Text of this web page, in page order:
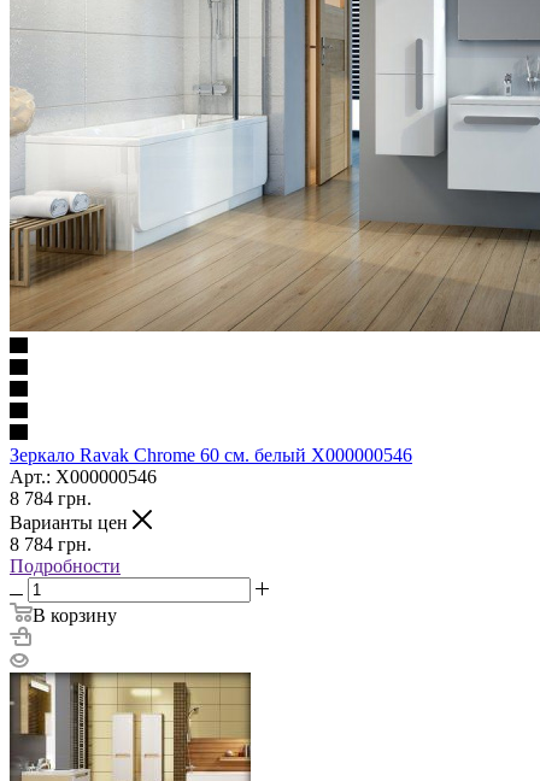
Зеркало Ravak Chrome 60 см. белый X000000546
Арт.: X000000546
8 784 грн.
Варианты цен
8 784 грн.
Подробности
В корзину